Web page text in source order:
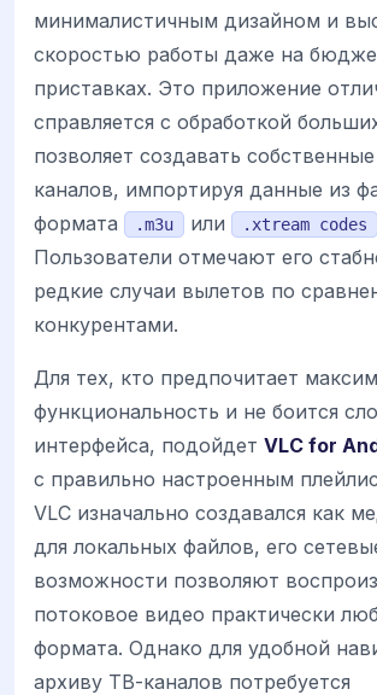
минималистичным дизайном и
скоростью работы даже на
приставках. Это приложение
справляется с обработкой
позволяет создавать
каналов, импортируя данные из
формата
.m3u или .xtream codes
Пользователи отмечают его
редкие случаи вылетов по
конкурентами.
Для тех, кто предпочитает
функциональность и не боится
интерфейса, подойдет VLC for
с правильно настроенным
VLC изначально создавался как
для локальных файлов, его
возможности позволяют
потоковое видео практически
формата. Однако для удобной
архиву ТВ-каналов потребуется